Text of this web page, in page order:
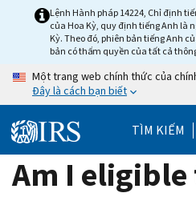
Lệnh Hành pháp 14224, Chỉ định
của Hoa Kỳ, quy định tiếng Anh là
Kỳ. Theo đó, phiên bản tiếng Anh
bản có thẩm quyền của tất cả
Một trang web chính thức của
Đây là cách bạn biết
TÌM KIẾM
Am I